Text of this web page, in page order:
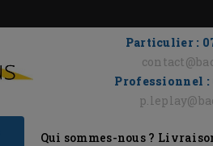
Particulier :
Professionnel :
Qui sommes-nous ?